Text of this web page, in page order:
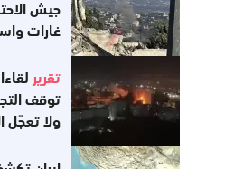
جيش
غارات
تقرير
توقف
ولا تعجّل